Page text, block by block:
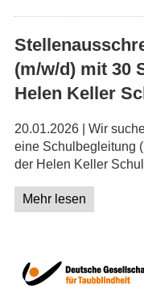
(m/w/d) mit 30
Helen Keller
20.01.2026 | Wir
eine Schulbegleitung
der Helen Keller
Mehr lesen